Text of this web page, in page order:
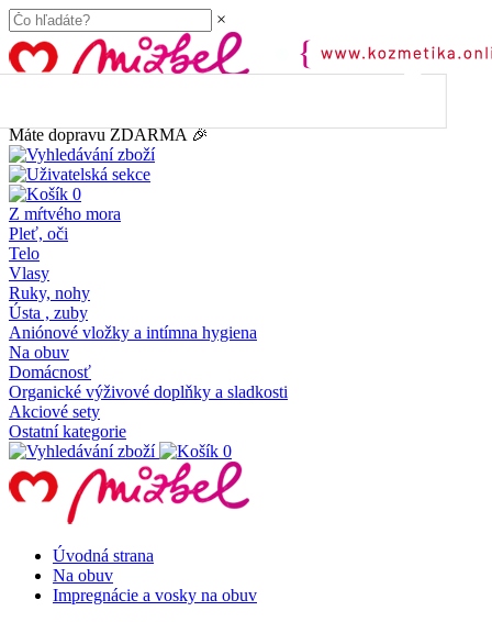
×
Máte dopravu ZDARMA 🎉
0
Z mŕtvého mora
Pleť, oči
Telo
Vlasy
Ruky, nohy
Ústa , zuby
Aniónové vložky a intímna hygiena
Na obuv
Domácnosť
Organické výživové doplňky a sladkosti
Akciové sety
Ostatní kategorie
0
Úvodná strana
Na obuv
Impregnácie a vosky na obuv